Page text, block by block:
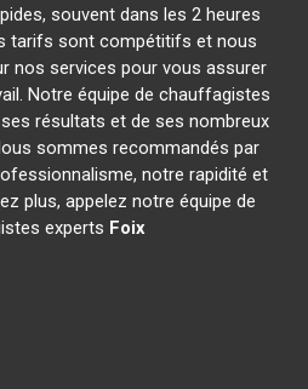
souvent dans les 2 heures
tarifs sont compétitifs et nous
nos services pour vous assurer
Notre équipe de chauffagistes
résultats et de ses nombreux
sommes recommandés par
notre rapidité et
plus, appelez notre équipe de
experts Foix